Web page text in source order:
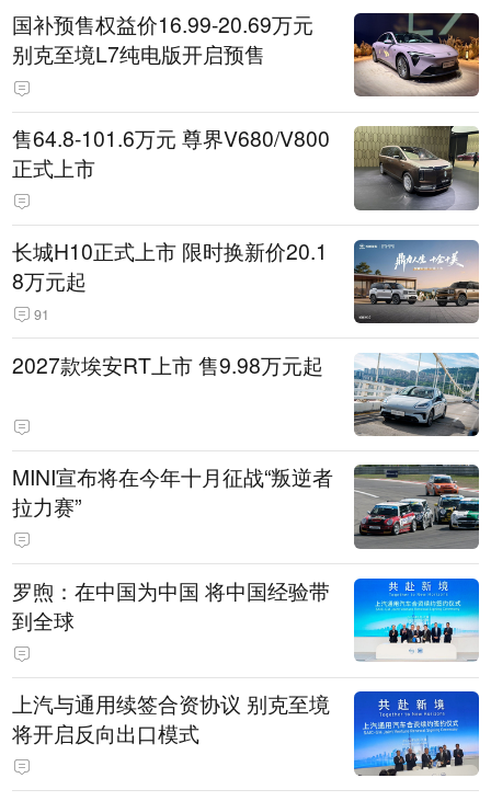
国补预售权益价16.99-20.69万元
别克至境L7纯电版开启预售
售64.8-101.6万元 尊界V680/V800
正式上市
长城H10正式上市 限时换新价20.1
8万元起
91
2027款埃安RT上市 售9.98万元起
MINI宣布将在今年十月征战“叛逆者
拉力赛”
罗煦：在中国为中国 将中国经验带
到全球
上汽与通用续签合资协议 别克至境
将开启反向出口模式